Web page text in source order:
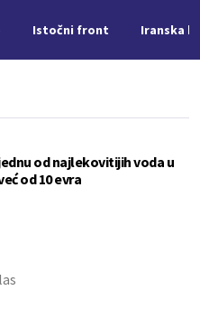
Istočni front Iranska
od najlekovitijih voda u
od 10 evra